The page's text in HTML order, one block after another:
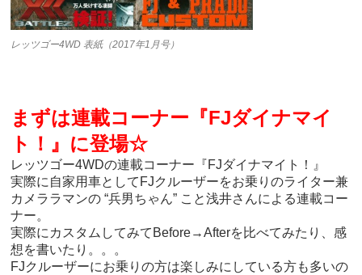
レッツゴー4WD 表紙（2017年1月号）
まずは連載コーナー『FJダイナマイ
ト！』に登場☆
レッツゴー4WDの連載コーナー『FJダイナマイト！』
実際に自家用車としてFJクルーザーをお乗りのライター兼
カメララマンの “兵男ちゃん” こと浅井さんによる連載コー
ナー。
実際にカスタムしてみてBefore→Afterを比べてみたり、感
想を書いたり。。。
FJクルーザーにお乗りの方は楽しみにしている方も多いの